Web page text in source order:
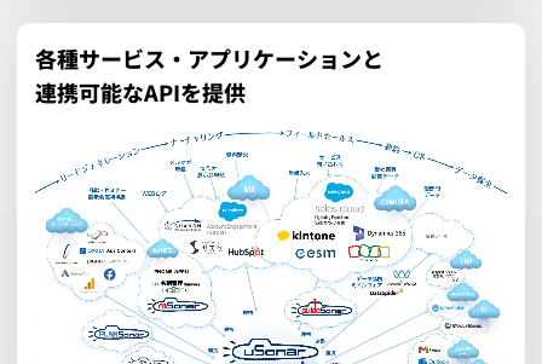
各種サービス・アプリケーションと
連携可能なAPIを提供